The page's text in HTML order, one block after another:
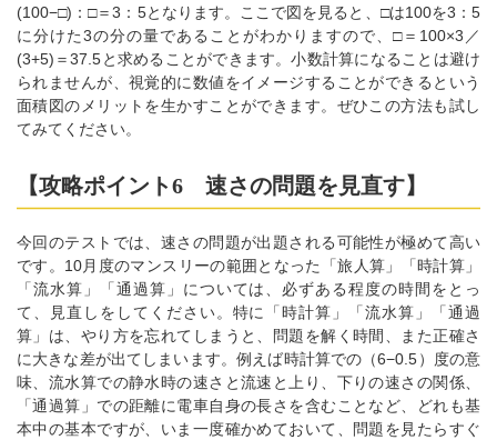
(100−□)：□＝3：5となります。ここで図を見ると、□は100を3：5
に分けた3の分の量であることがわかりますので、□＝100×3／
(3+5)＝37.5と求めることができます。小数計算になることは避け
られませんが、視覚的に数値をイメージすることができるという
面積図のメリットを生かすことができます。ぜひこの方法も試し
てみてください。
【攻略ポイント6 速さの問題を見直す】
今回のテストでは、速さの問題が出題される可能性が極めて高い
です。10月度のマンスリーの範囲となった「旅人算」「時計算」
「流水算」「通過算」については、必ずある程度の時間をとっ
て、見直しをしてください。特に「時計算」「流水算」「通過
算」は、やり方を忘れてしまうと、問題を解く時間、また正確さ
に大きな差が出てしまいます。例えば時計算での（6−0.5）度の意
味、流水算での静水時の速さと流速と上り、下りの速さの関係、
「通過算」での距離に電車自身の長さを含むことなど、どれも基
本中の基本ですが、いま一度確かめておいて、問題を見たらすぐ